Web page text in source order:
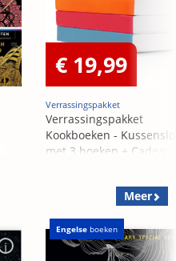
€ 19,99
Verrassingspakket
Verrassingspakket
Kookboeken -
met 3 boeken + Cadeau
Meer
Engelse boeken